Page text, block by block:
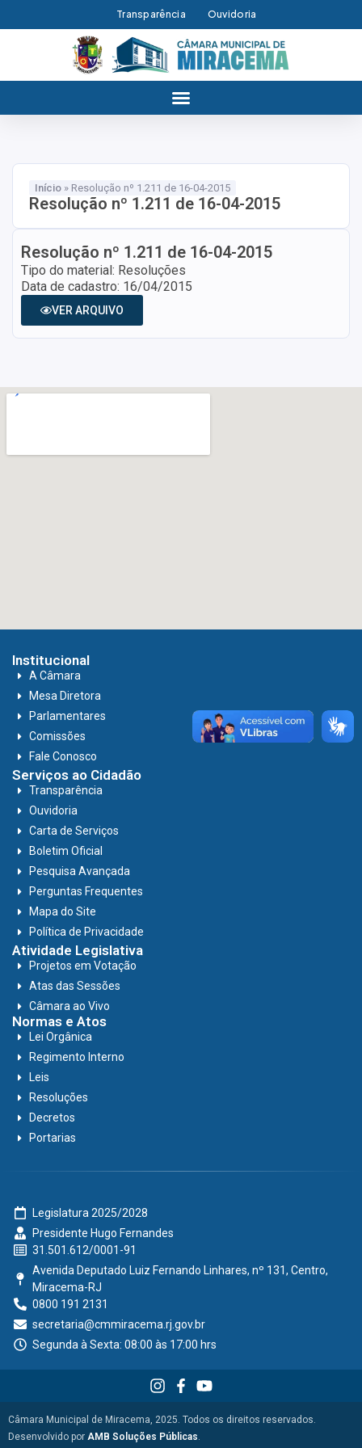
Transparência Ouvidoria
Início » Resolução nº 1.211 de 16-04-2015
Resolução nº 1.211 de 16-04-2015
Resolução nº 1.211 de 16-04-2015
Tipo do material: Resoluções
Data de cadastro: 16/04/2015
VER ARQUIVO
Institucional
A Câmara
Mesa Diretora
Parlamentares
Comissões
Fale Conosco
Serviços ao Cidadão
Transparência
Ouvidoria
Carta de Serviços
Boletim Oficial
Pesquisa Avançada
Perguntas Frequentes
Mapa do Site
Política de Privacidade
Atividade Legislativa
Projetos em Votação
Atas das Sessões
Câmara ao Vivo
Normas e Atos
Lei Orgânica
Regimento Interno
Leis
Resoluções
Decretos
Portarias
Legislatura 2025/2028
Presidente Hugo Fernandes
31.501.612/0001-91
Avenida Deputado Luiz Fernando Linhares, nº 131, Centro,
Miracema-RJ
0800 191 2131
secretaria@cmmiracema.rj.gov.br
Segunda à Sexta: 08:00 às 17:00 hrs
Câmara Municipal de Miracema, 2025. Todos os direitos reservados.
Desenvolvido por AMB Soluções Públicas.